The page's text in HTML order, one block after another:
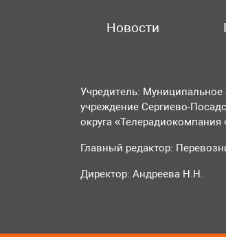
Новости
Учредитель:
учреждение Сергиево-
округа «Телерадиокомпания
Главный редактор:
Директор: Андреева Н.Н.